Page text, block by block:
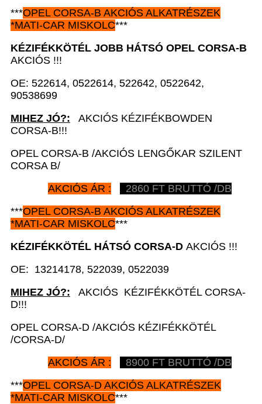
***OPEL CORSA-B AKCIÓS ALKATRÉSZEK
*MATI-CAR MISKOLC***
KÉZIFÉKKÖTÉL JOBB HÁTSÓ OPEL CORSA-B
AKCIÓS !!!
OE: 522614, 0522614, 522642, 0522642,
90538699
MIHEZ JÓ?: AKCIÓS KÉZIFÉKBOWDEN
CORSA-B!!!
OPEL CORSA-B /AKCIÓS LENGŐKAR SZILENT
CORSA B/
AKCIÓS ÁR :
2860 FT BRUTTÓ /DB
***OPEL CORSA-B AKCIÓS ALKATRÉSZEK
*MATI-CAR MISKOLC***
KÉZIFÉKKÖTÉL HÁTSÓ CORSA-D AKCIÓS !!!
OE: 13214178, 522039, 0522039
MIHEZ JÓ?: AKCIÓS KÉZIFÉKKÖTÉL CORSA-
D!!!
OPEL CORSA-D /AKCIÓS KÉZIFÉKKÖTÉL
/CORSA-D/
AKCIÓS ÁR :
8900 FT BRUTTÓ /DB
***OPEL CORSA-D AKCIÓS ALKATRÉSZEK
*MATI-CAR MISKOLC***